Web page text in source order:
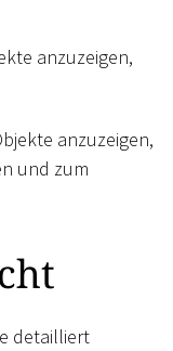
anzuzeigen,
anzuzeigen,
und zum
detailliert